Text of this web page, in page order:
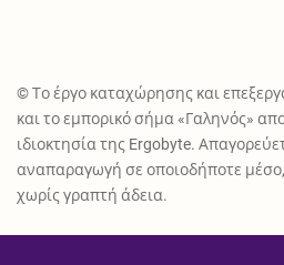
© Το έργο καταχώρησης και
και το εμπορικό σήμα «Γαληνός»
ιδιοκτησία της Ergobyte.
αναπαραγωγή σε οποιοδήποτε
χωρίς γραπτή άδεια.